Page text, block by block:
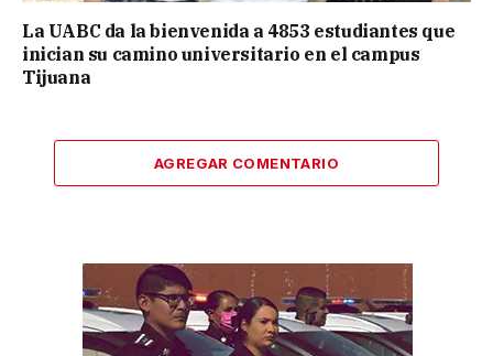
La UABC da la bienvenida a 4853 estudiantes que
inician su camino universitario en el campus
Tijuana
AGREGAR COMENTARIO